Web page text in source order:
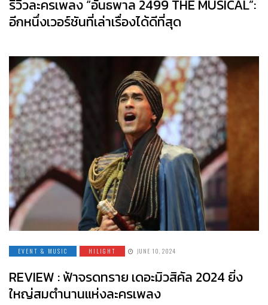
รีวิวละครเพลง “อันธพาล 2499 THE MUSICAL”:
อีกหนึ่งเวอร์ชันที่เล่าเรื่องได้ดีที่สุด
EVENT & MUSIC HILIGHT JUNE 10, 2024
REVIEW : ฟ้าจรดทราย เดอะมิวสิคัล 2024 ยิ่ง
ใหญ่สมตำนานแห่งละครเพลง